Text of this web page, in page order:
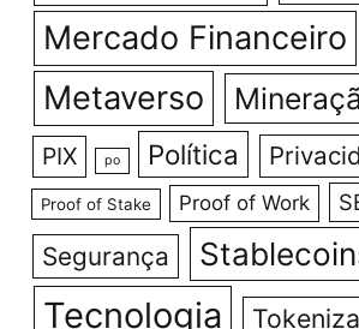
Mercado Financeiro
Metaverso
PIX po Política
Proof of Stake Proof of Work
Segurança
Tecnologia